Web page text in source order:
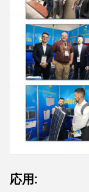
応用: